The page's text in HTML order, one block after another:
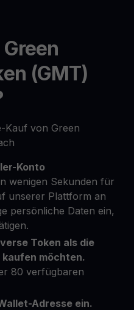
(GMT)
Kauf von Green
Konto
wenigen Sekunden für
unserer Plattform an
persönliche Daten ein,
Token als die
möchten.
80 verfügbaren
Adresse ein.